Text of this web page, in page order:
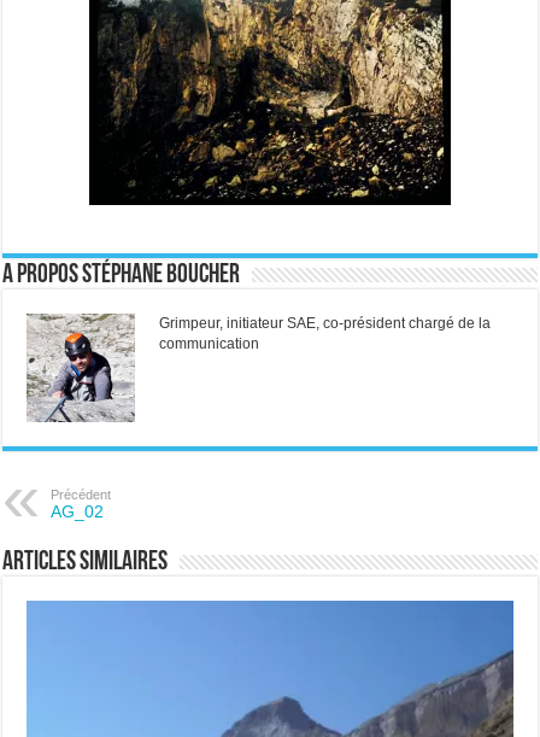
A propos Stéphane Boucher
Grimpeur, initiateur SAE, co-président chargé de la
communication
Précédent
AG_02
Articles similaires